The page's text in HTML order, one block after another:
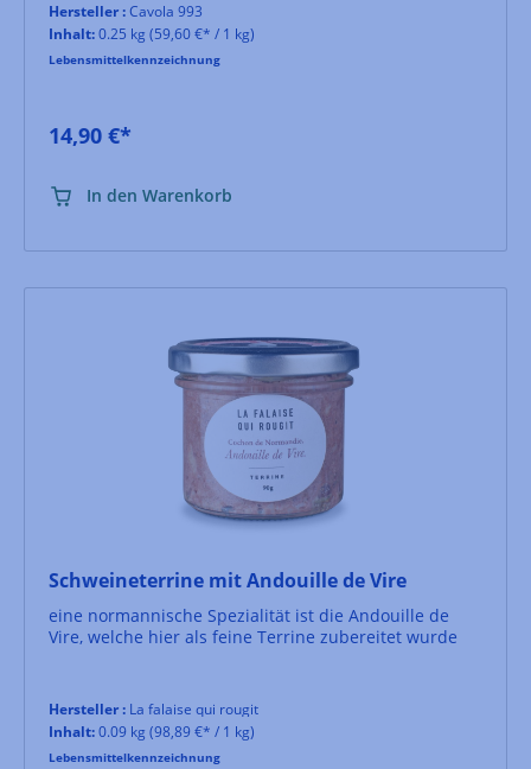
Hersteller :Cavola 993
Inhalt:0.25 kg (59,60 €* / 1 kg)
Lebensmittelkennzeichnung
14,90 €*
In den Warenkorb
Schweineterrine mit Andouille de Vire
eine normannische Spezialität ist die Andouille de
Vire, welche hier als feine Terrine zubereitet wurde
Hersteller : La falaise qui rougit
Inhalt:0.09 kg (98,89 €* / 1 kg)
Lebensmittelkennzeichnung